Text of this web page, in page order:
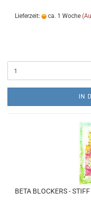
Lieferzeit: ca. 1 Woche
IN
BETA BLOCKERS -